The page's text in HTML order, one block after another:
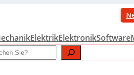
ElektrikElektronikSoftware